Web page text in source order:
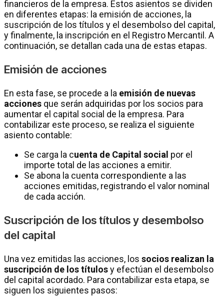
financieros de la empresa. Estos asientos se dividen
en diferentes etapas: la emisión de acciones, la
suscripción de los títulos y el desembolso del capital,
y finalmente, la inscripción en el Registro Mercantil. A
continuación, se detallan cada una de estas etapas.
Emisión de acciones
En esta fase, se procede a la emisión de nuevas
acciones que serán adquiridas por los socios para
aumentar el capital social de la empresa. Para
contabilizar este proceso, se realiza el siguiente
asiento contable:
Se carga la cuenta de Capital social por el
importe total de las acciones a emitir.
Se abona la cuenta correspondiente a las
acciones emitidas, registrando el valor nominal
de cada acción.
Suscripción de los títulos y desembolso
del capital
Una vez emitidas las acciones, los socios realizan la
suscripción de los títulosy efectúan el desembolso
del capital acordado. Para contabilizar esta etapa, se
siguen los siguientes pasos: